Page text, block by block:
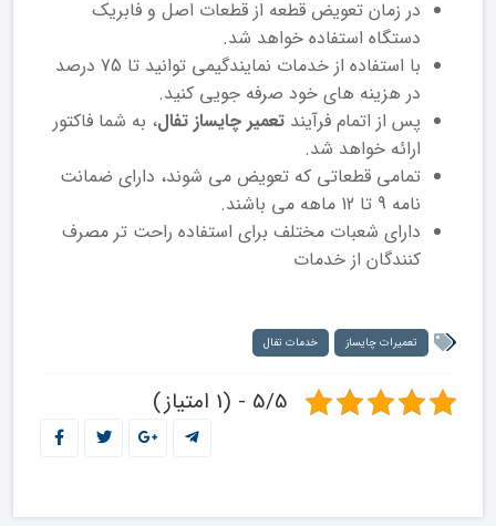
در زمان تعویض قطعه از قطعات اصل و فابریک
دستگاه استفاده خواهد شد.
با استفاده از خدمات نمایندگیمی توانید تا 75 درصد
در هزینه های خود صرفه جویی کنید.
پس از اتمام فرآیند تعمیر چایساز تفال، به شما فاکتور
ارائه خواهد شد.
تمامی قطعاتی که تعویض می شوند، دارای ضمانت
نامه 9 تا 12 ماهه می باشند.
دارای شعبات مختلف برای استفاده راحت تر مصرف
کنندگان از خدمات
تعمیرات چایساز خدمات تفال
5/5 - (1 امتیاز)